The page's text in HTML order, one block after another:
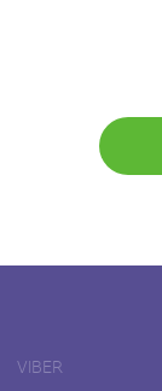
VIBER